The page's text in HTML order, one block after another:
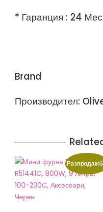
* Гаранция : 24
Brand
Производител: